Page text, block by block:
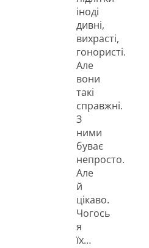
іноді
дивні,
вихрасті,
гонористі.
Але
вони
такі
справжні.
З
ними
буває
непросто.
Але
й
цікаво.
Чогось
я
їх…